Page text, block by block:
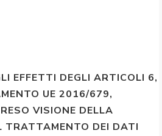
EFFETTI DEGLI ARTICOLI 6,
UE 2016/679,
VISIONE DELLA
TRATTAMENTO DEI DATI